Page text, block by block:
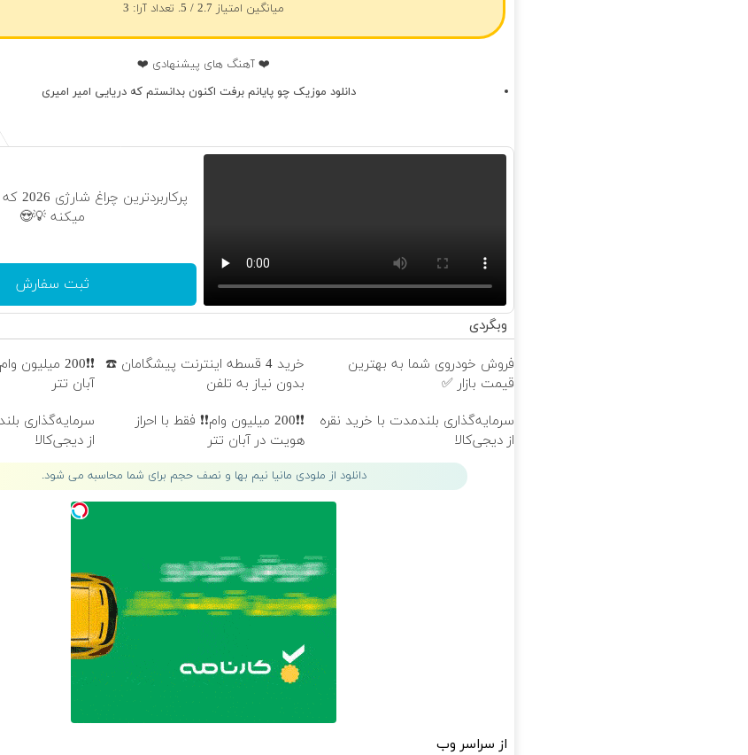
میانگین امتیاز 2.7/ 5. تعداد آرا: 3
❤️ آهنگ های پیشنهادی ❤️
دانلود موزیک چو پایانم برفت اکنون بدانستم که دریایی امیر امیری
میکنه 💡😍
ثبت سفارش
وبگردی
فروش خودروی شما به بهترین
قیمت بازار ✅
خرید 4 قسطه اینترنت پیشگامان ☎️
بدون نیاز به تلفن
❗❗200
آبان تتر
سرمایه‌گذاری بلندمدت با خرید نقره
از دیجی‌کالا
❗❗200 میلیون وام❗❗ فقط با احراز
هویت در آبان تتر
سرمایه‌گذاری
از دیجی‌کالا
دانلود از ملودی مانیا نیم بها و نصف حجم برای شما محاسبه می شود.
از سراسر وب